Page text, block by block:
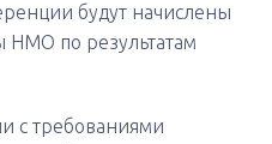
будут начислены
НМО по результатам
с требованиями